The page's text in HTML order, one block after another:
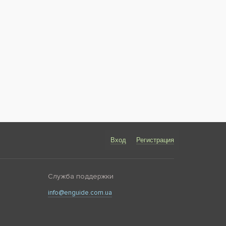
Вход Регистрация
Служба поддержки
info@enguide.com.ua